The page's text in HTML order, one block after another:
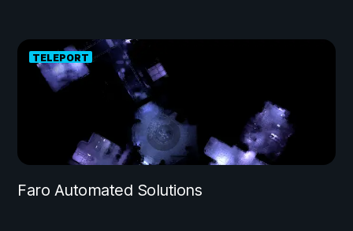
TELEPORT
Faro Automated Solutions